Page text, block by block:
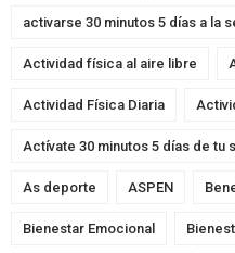
activarse 30 minutos 5 días a la
Actividad física al aire libre
Actividad Física Diaria
Actívate 30 minutos 5 días de tu
As deporte ASPEN
Bienestar Emocional